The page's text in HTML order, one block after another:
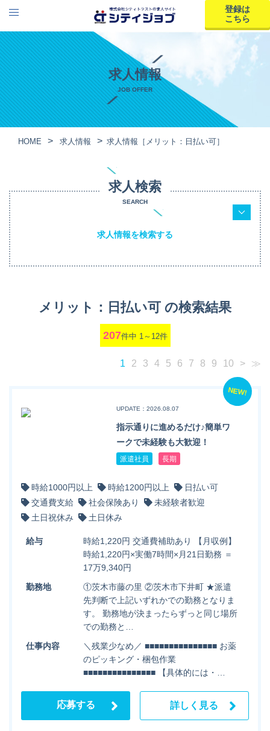
登録は
こちら
求人情報
JOB OFFER
HOME 求人情報 求人情報［メリット：日払い可］
求人検索
SEARCH
求人情報を検索する
メリット：日払い可 の検索結果
207件中 1～12件
1 2 3 4 5 6 7 8 9 10 > ≫
NEW!
UPDATE：2026.08.07
指示通りに進めるだけ♪簡単ワ
ークで未経験も大歓迎！
派遣社員 長期
時給1000円以上 時給1200円以上
日払い可
交通費支給
社会保険あり
未経験者歓迎
土日祝休み
土日休み
給与
時給1,220円 交通費補助あり 【月収例】
時給1,220円×実働7時間×月21日勤務 ＝
17万9,340円
勤務地
①茨木市藤の里 ②茨木市下井町 ★派遣
先判断で上記いずれかでの勤務となりま
す。 勤務地が決まったらずっと同じ場所
での勤務と…
仕事内容
＼残業少なめ／ ■■■■■■■■■■■■■■■ お薬
のピッキング・梱包作業
■■■■■■■■■■■■■■■ 【具体的には・…
応募する 詳しく見る